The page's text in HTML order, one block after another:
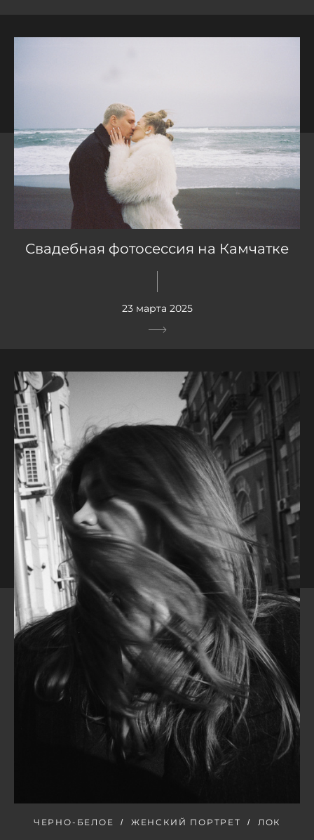
Свадебная фотосессия на Камчатке
23 марта 2025
ЧЕРНО-БЕЛОЕ ЖЕНСКИЙ ПОРТРЕТ ЛОК